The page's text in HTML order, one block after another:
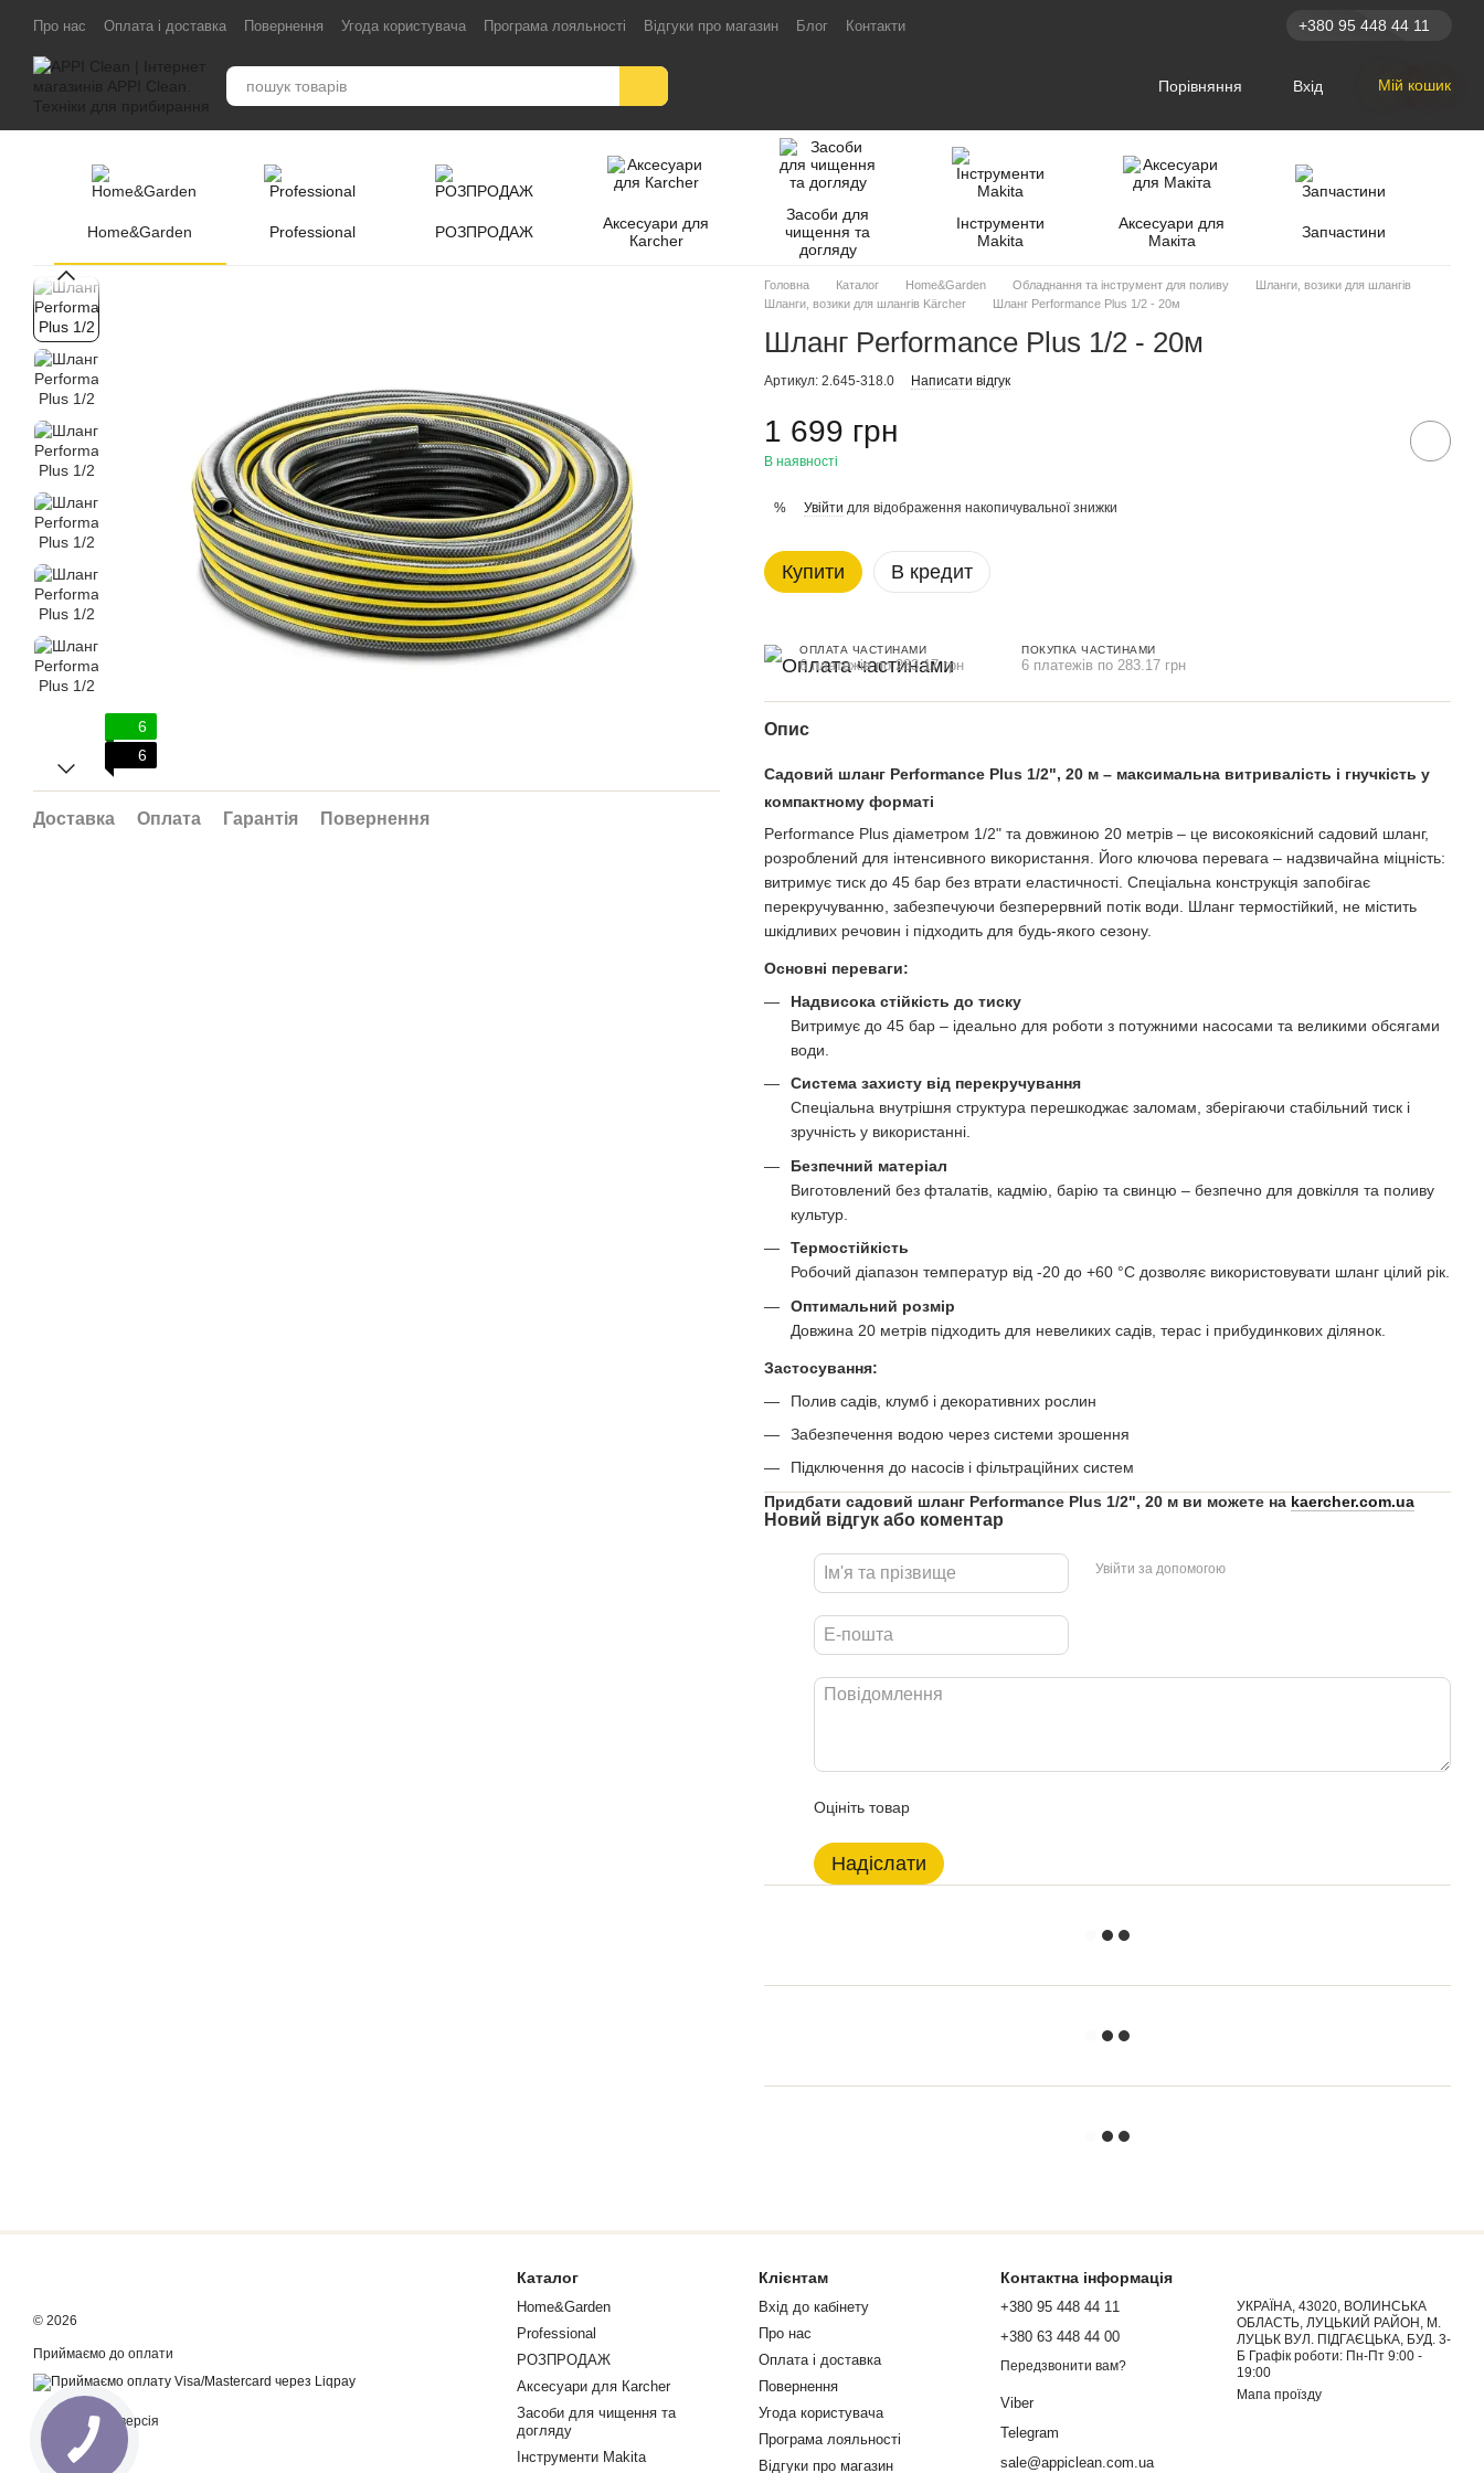
Перейти до основного контенту
Про нас Оплата і доставка Повернення Угода користувача Програма лояльності Відгуки про магазин Блог Контакти +380 95 448 44 11
Порівняння Вхід Мій кошик
Home&Garden Professional РОЗПРОДАЖ
Аксесуари для
Кarcher
Засоби для
чищення та
догляду
Інструменти
Makita
Аксесуари для
Макіта
Запчастини
6
6
Доставка Оплата Гарантія Повернення
Головна Каталог Home&Garden Обладнання та інструмент для поливу
Шланги, возики для шлангів
Шланги, возики для шлангів Kärcher
Шланг Performance Plus 1/2 - 20м
Шланг Performance Plus 1/2 - 20м
Артикул: 2.645-318.0 Написати відгук
1 699 грн
В наявності
% Увійти для відображення накопичувальної знижки
Купити В кредит
ОПЛАТА ЧАСТИНАМИ
6 платежів по 283.17 грн
ПОКУПКА ЧАСТИНАМИ
6 платежів по 283.17 грн
Опис
Садовий шланг Performance Plus 1/2", 20 м – максимальна витривалість і гнучкість у
компактному форматі
Performance Plus діаметром 1/2" та довжиною 20 метрів – це високоякісний садовий шланг,
розроблений для інтенсивного використання. Його ключова перевага – надзвичайна міцність:
витримує тиск до 45 бар без втрати еластичності. Спеціальна конструкція запобігає
перекручуванню, забезпечуючи безперервний потік води. Шланг термостійкий, не містить
шкідливих речовин і підходить для будь-якого сезону.
Основні переваги:
Надвисока стійкість до тиску
Витримує до 45 бар – ідеально для роботи з потужними насосами та великими обсягами
води.
Система захисту від перекручування
Спеціальна внутрішня структура перешкоджає заломам, зберігаючи стабільний тиск і
зручність у використанні.
Безпечний матеріал
Виготовлений без фталатів, кадмію, барію та свинцю – безпечно для довкілля та поливу
культур.
Термостійкість
Робочий діапазон температур від -20 до +60 °C дозволяє використовувати шланг цілий рік.
Оптимальний розмір
Довжина 20 метрів підходить для невеликих садів, терас і прибудинкових ділянок.
Застосування:
Полив садів, клумб і декоративних рослин
Забезпечення водою через системи зрошення
Підключення до насосів і фільтраційних систем
Придбати садовий шланг Performance Plus 1/2", 20 м ви можете на kaercher.com.ua
Новий відгук або коментар
Увійти за допомогою
Оцініть товар
Надіслати
© 2026
Приймаємо до оплати
Мобільна версія
Каталог
Home&Garden
Professional
РОЗПРОДАЖ
Аксесуари для Кarcher
Засоби для чищення та
догляду
Інструменти Makita
Клієнтам
Вхід до кабінету
Про нас
Оплата і доставка
Повернення
Угода користувача
Програма лояльності
Відгуки про магазин
Контактна інформація
+380 95 448 44 11
+380 63 448 44 00
Передзвонити вам?
Viber
Telegram
sale@appiclean.com.ua
УКРАЇНА, 43020, ВОЛИНСЬКА
ОБЛАСТЬ, ЛУЦЬКИЙ РАЙОН, М.
ЛУЦЬК ВУЛ. ПІДГАЄЦЬКА, БУД. 3-
Б Графік роботи: Пн-Пт 9:00 -
19:00
Мапа проїзду